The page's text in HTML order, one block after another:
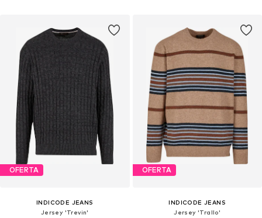
OFERTA
INDICODE JEANS
Jersey 'Trevin'
OFERTA
INDICODE JEANS
Jersey 'Trallo'